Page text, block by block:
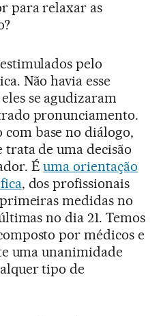
para relaxar as
pelo
Não havia esse
se agudizaram
pronunciamento.
base no diálogo,
trata de uma decisão
Éuma orientação
, dos profissionais
medidas no
no dia 21. Temos
por médicos e
uma unanimidade
tipo de